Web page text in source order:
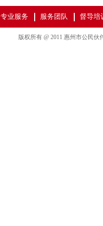
专业服务 服务团队 督导培
版权所有 @ 2011 惠州市公民